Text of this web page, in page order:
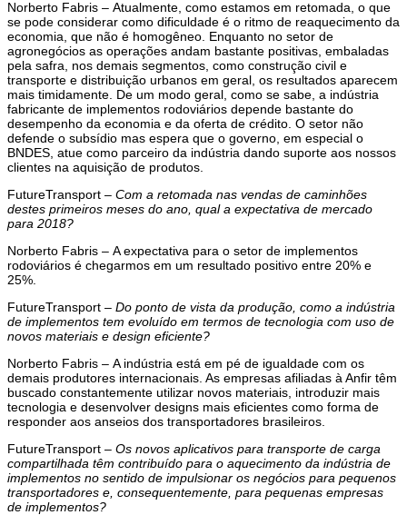
Norberto Fabris – Atualmente, como estamos em retomada, o que
se pode considerar como dificuldade é o ritmo de reaquecimento da
economia, que não é homogêneo. Enquanto no setor de
agronegócios as operações andam bastante positivas, embaladas
pela safra, nos demais segmentos, como construção civil e
transporte e distribuição urbanos em geral, os resultados aparecem
mais timidamente. De um modo geral, como se sabe, a indústria
fabricante de implementos rodoviários depende bastante do
desempenho da economia e da oferta de crédito. O setor não
defende o subsídio mas espera que o governo, em especial o
BNDES, atue como parceiro da indústria dando suporte aos nossos
clientes na aquisição de produtos.
FutureTransport – Com a retomada nas vendas de caminhões
destes primeiros meses do ano, qual a expectativa de mercado
para 2018?
Norberto Fabris – A expectativa para o setor de implementos
rodoviários é chegarmos em um resultado positivo entre 20% e
25%.
FutureTransport – Do ponto de vista da produção, como a indústria
de implementos tem evoluído em termos de tecnologia com uso de
novos materiais e design eficiente?
Norberto Fabris – A indústria está em pé de igualdade com os
demais produtores internacionais. As empresas afiliadas à Anfir têm
buscado constantemente utilizar novos materiais, introduzir mais
tecnologia e desenvolver designs mais eficientes como forma de
responder aos anseios dos transportadores brasileiros.
FutureTransport – Os novos aplicativos para transporte de carga
compartilhada têm contribuído para o aquecimento da indústria de
implementos no sentido de impulsionar os negócios para pequenos
transportadores e, consequentemente, para pequenas empresas
de implementos?